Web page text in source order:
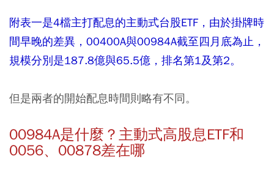
附表一是4檔主打配息的主動式台股ETF，由於掛牌時
間早晚的差異，00400A與00984A截至四月底為止，
規模分別是187.8億與65.5億，排名第1及第2。
但是兩者的開始配息時間則略有不同。
00984A是什麼？主動式高股息ETF和
0056、00878差在哪